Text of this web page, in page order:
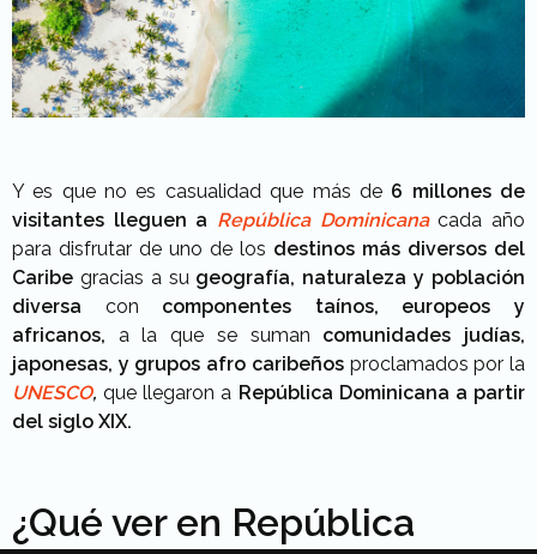
Y es que no es casualidad que más de 6 millones de
visitantes lleguen a República Dominicanacada año
para disfrutar de uno de los destinos más diversos del
Caribe gracias a su geografía, naturaleza y población
diversa con componentes taínos, europeos y
africanos, a la que se suman comunidades judías,
japonesas, y grupos afro caribeñosproclamados por la
UNESCO, que llegaron a República Dominicana a partir
del siglo XIX.
¿Qué ver en República